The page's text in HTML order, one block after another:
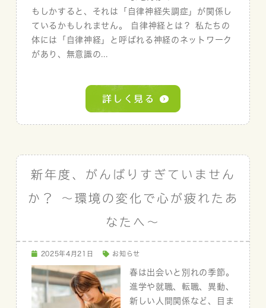
もしかすると、それは「自律神経失調症」が関係し
ているかもしれません。 自律神経とは？ 私たちの
体には「自律神経」と呼ばれる神経のネットワーク
があり、無意識の...
新年度、がんばりすぎていません
か？ 〜環境の変化で心が疲れたあ
なたへ〜
2025年4月21日 お知らせ
春は出会いと別れの季節。
進学や就職、転職、異動、
新しい人間関係など、目ま